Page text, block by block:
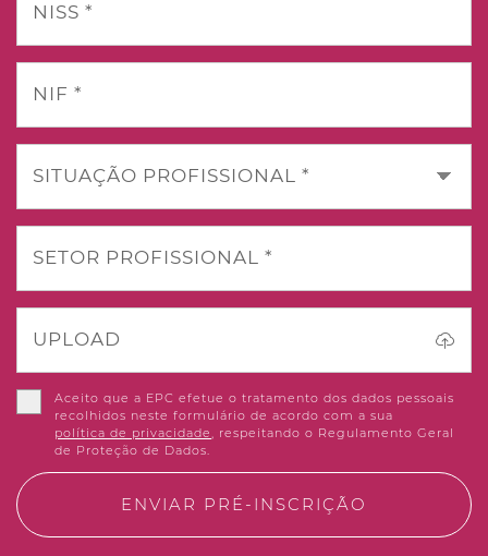
NISS *
NIF *
SITUAÇÃO PROFISSIONAL *
SETOR PROFISSIONAL *
UPLOAD
Aceito que a EPC efetue o tratamento dos dados pessoais
recolhidos neste formulário de acordo com a sua
política de privacidade, respeitando o Regulamento Geral
de Proteção de Dados.
ENVIAR PRÉ-INSCRIÇÃO